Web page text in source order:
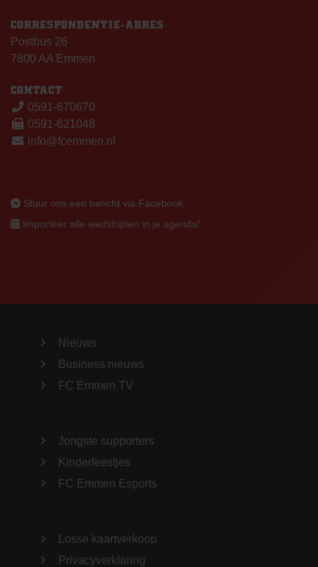
CORRESPONDENTIE-ADRES
Postbus 26
7800 AA Emmen
CONTACT
0591-670670
0591-621048
info@fcemmen.nl
Stuur ons een bericht via Facebook
Importeer alle wedstrijden in je agenda!
Nieuws
Business nieuws
FC Emmen TV
Jongste supporters
Kinderfeestjes
FC Emmen Esports
Losse kaartverkoop
Privacyverklaring